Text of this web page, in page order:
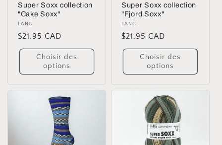
Super Soxx collection
"Cake Soxx"
Distributeur :
LANG
Prix
habituel
$21.95 CAD
Choisir des
options
Super Soxx collection
"Fjord Soxx"
Distributeur :
LANG
Prix
habituel
$21.95 CAD
Choisir des
options